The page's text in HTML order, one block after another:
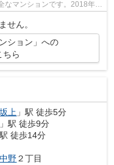
マンションです。2018年築
せん。
ション」への
ちら
上 」駅 徒歩5分
」駅 徒歩9分
駅 徒歩14分
野２丁目